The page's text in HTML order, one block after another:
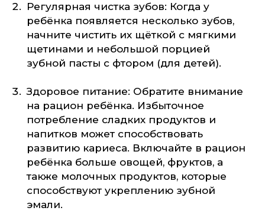
Регулярная чистка зубов: Когда у
ребёнка появляется несколько зубов,
начните чистить их щёткой с мягкими
щетинами и небольшой порцией
зубной пасты с фтором (для детей).
Здоровое питание: Обратите внимание
на рацион ребёнка. Избыточное
потребление сладких продуктов и
напитков может способствовать
развитию кариеса. Включайте в рацион
ребёнка больше овощей, фруктов, а
также молочных продуктов, которые
способствуют укреплению зубной
эмали.